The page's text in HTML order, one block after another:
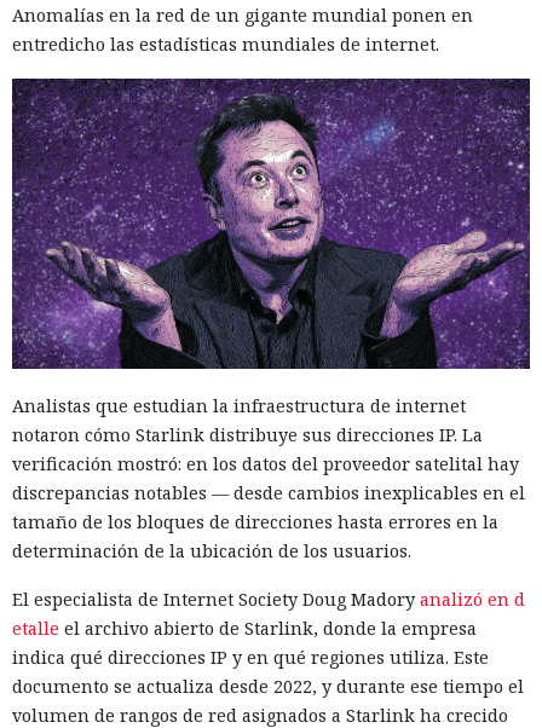
Anomalías en la red de un gigante mundial ponen en
entredicho las estadísticas mundiales de internet.
Analistas que estudian la infraestructura de internet
notaron cómo Starlink distribuye sus direcciones IP. La
verificación mostró: en los datos del proveedor satelital hay
discrepancias notables — desde cambios inexplicables en el
tamaño de los bloques de direcciones hasta errores en la
determinación de la ubicación de los usuarios.
El especialista de Internet Society Doug Madory analizó en d
etalle el archivo abierto de Starlink, donde la empresa
indica qué direcciones IP y en qué regiones utiliza. Este
documento se actualiza desde 2022, y durante ese tiempo el
volumen de rangos de red asignados a Starlink ha crecido